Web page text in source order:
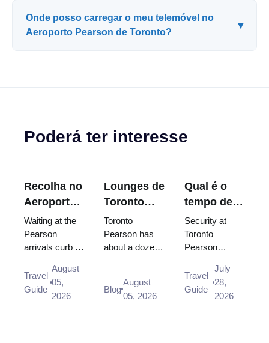
Onde posso carregar o meu telemóvel no
Aeroporto Pearson de Toronto?
▾
Poderá ter interesse
Recolha no
Aeroporto
Toronto
Pearson:
Onde
Esperar e
Qual Porta
Waiting at the
Pearson
arrivals curb is
and there is no
designated
drop-off area
Travel
Guide
August
05,
2026
Lounges de
Toronto
Pearson:
Qual pode
usar de
Toronto
Pearson has
about a dozen
and destination
zone decide
Blog
August
05, 2026
Qual é o
tempo de
espera na
segurança
do
Aeroporto
Pearson de
Toronto?
Security at
Toronto
Pearson
in under 15
minutes, and
CATSA works
Travel
Guide
July
28,
2026